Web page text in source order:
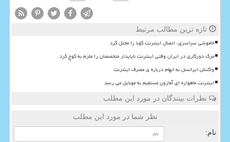
تازه ترین مطالب مرتبط
خاموشی سراسری، اتصال اینترنت کوبا را مختل کرد
مرگ دورکاری در ایران وقتی اینترنت ناپایدار متخصصان را ملزم به کوچ کرد
واکنش ایرانسل به ابهام درباره ی مصرف اینترنت
اینترنت ماهواره ای آمازون مستقیم به موبایل می رسد
نظرات بینندگان در مورد این مطلب
نظر شما در مورد این مطلب
نام: